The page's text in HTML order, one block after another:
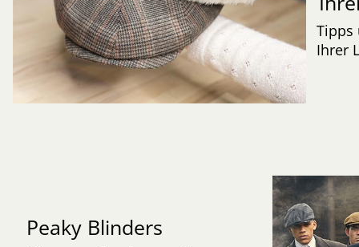
Tipps
Ihrer
Peaky Blinders